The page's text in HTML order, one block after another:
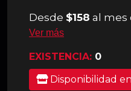
Desde $158 al mes
Ver más
EXISTENCIA: 0
Disponibilidad